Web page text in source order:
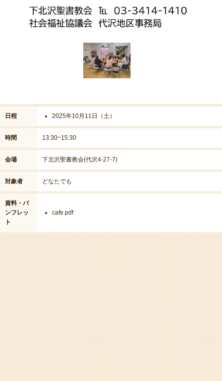
日程 2025年10月11日（土）
時間 13:30~15:30
会場 下北沢聖書教会(代沢4-27-7)
対象者 どなたでも
資料・パ
ンフレッ
ト
cafe.pdf